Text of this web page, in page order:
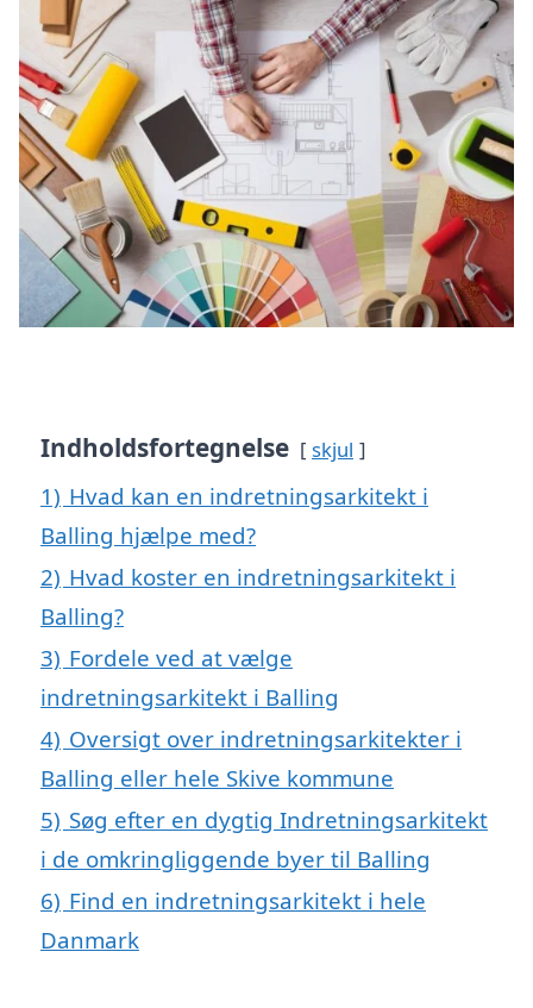
Indholdsfortegnelse skjul
1) Hvad kan en indretningsarkitekt i
Balling hjælpe med?
2) Hvad koster en indretningsarkitekt i
Balling?
3) Fordele ved at vælge
indretningsarkitekt i Balling
4) Oversigt over indretningsarkitekter i
Balling eller hele Skive kommune
5) Søg efter en dygtig Indretningsarkitekt
i de omkringliggende byer til Balling
6) Find en indretningsarkitekt i hele
Danmark